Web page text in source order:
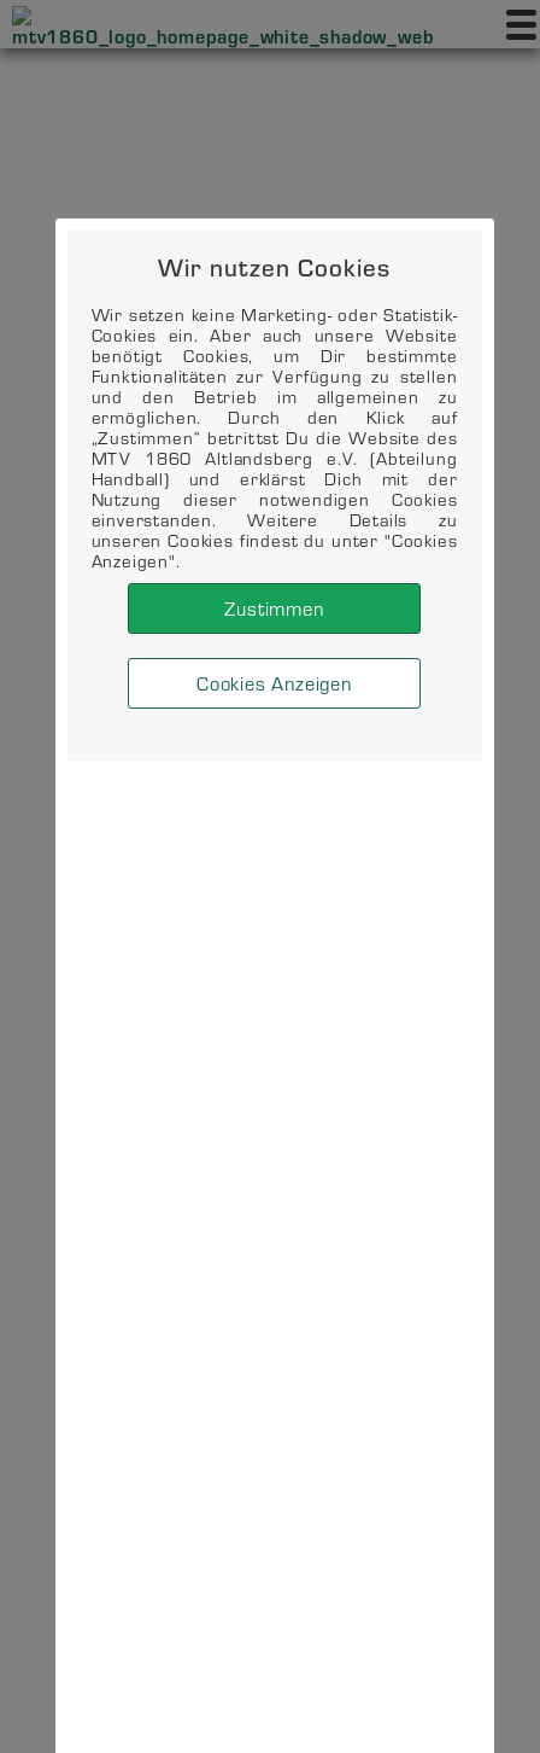
Wir nutzen Cookies
Wir setzen keine Marketing- oder Statistik-
Cookies ein. Aber auch unsere Website
benötigt Cookies, um Dir bestimmte
Funktionalitäten zur Verfügung zu stellen
und den Betrieb im allgemeinen zu
ermöglichen. Durch den Klick auf
„Zustimmen“ betrittst Du die Website des
MTV 1860 Altlandsberg e.V. (Abteilung
Handball) und erklärst Dich mit der
Nutzung dieser notwendigen Cookies
einverstanden. Weitere Details zu
unseren Cookies findest du unter "Cookies
Anzeigen".
Cookies Anzeigen
Zustimmen